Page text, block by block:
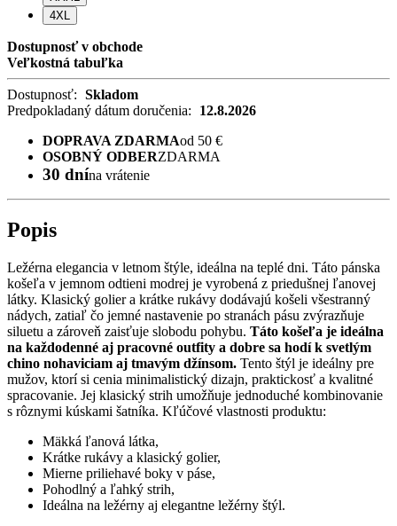
4XL
Dostupnosť v obchode
Veľkostná tabuľka
Dostupnosť: Skladom
Predpokladaný dátum doručenia:
12.8.2026
DOPRAVA ZDARMAod 50 €
OSOBNÝ ODBERZDARMA
30 dnína vrátenie
Popis
Ležérna elegancia v letnom štýle, ideálna na teplé dni. Táto pánska
košeľa v jemnom odtieni modrej je vyrobená z priedušnej ľanovej
látky. Klasický golier a krátke rukávy dodávajú košeli všestranný
nádych, zatiaľ čo jemné nastavenie po stranách pásu zvýrazňuje
siluetu a zároveň zaisťuje slobodu pohybu. Táto košeľa je ideálna
na každodenné aj pracovné outfity a dobre sa hodí k svetlým
chino nohaviciam aj tmavým džínsom. Tento štýl je ideálny pre
mužov, ktorí si cenia minimalistický dizajn, praktickosť a kvalitné
spracovanie. Jej klasický strih umožňuje jednoduché kombinovanie
s rôznymi kúskami šatníka. Kľúčové vlastnosti produktu:
Mäkká ľanová látka,
Krátke rukávy a klasický golier,
Mierne priliehavé boky v páse,
Pohodlný a ľahký strih,
Ideálna na ležérny aj elegantne ležérny štýl.